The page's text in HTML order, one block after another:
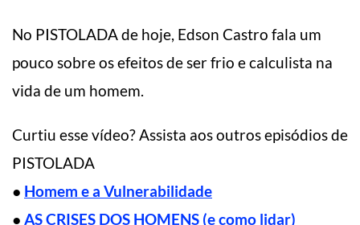
No PISTOLADA de hoje, Edson Castro fala um
pouco sobre os efeitos de ser frio e calculista na
vida de um homem.
Curtiu esse vídeo? Assista aos outros episódios de
PISTOLADA
● Homem e a Vulnerabilidade
● AS CRISES DOS HOMENS (e como lidar)